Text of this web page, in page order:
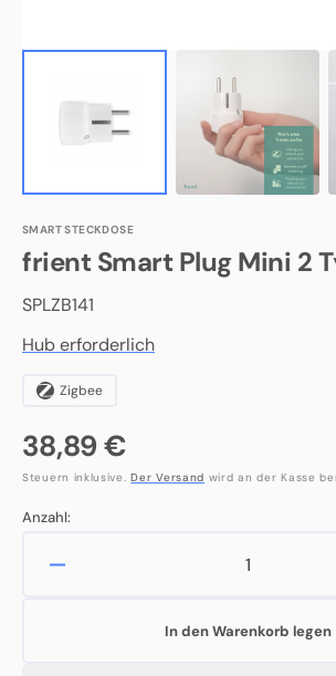
SMART STECKDOSE
frientSmart Plug Mini 2
Herstellernummer:
SPLZB141
Hub erforderlich
Zigbee
Normaler
Preis
38,89 €
Steuern inklusive.Der Versand wird an der Kasse
Anzahl:
Verringere
In den Warenkorb legen